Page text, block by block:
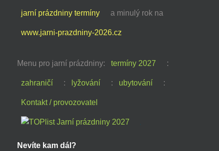
jarní prázdniny termíny a minulý rok na
www.jarni-prazdniny-2026.cz
Menu pro jarní prázdniny: termíny 2027 :
zahraničí : lyžování : ubytování :
Kontakt / provozovatel
Nevíte kam dál?